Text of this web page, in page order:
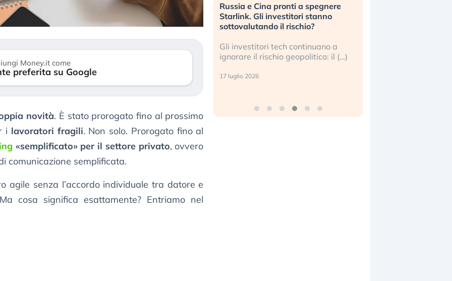
Money.it come
preferita su Google
novità. È stato prorogato fino al prossimo
i lavoratori fragili. Non solo. Prorogato fino al
«semplificato» per il settore privato, ovvero
comunicazione semplificata.
agile senza l’accordo individuale tra datore e
cosa significa esattamente? Entriamo nel
Investitori
lo scoppio
Quando la finanza pesa più
dell’economia reale. L’America sta
ripetendo gli errori del 2008?
sempre più sganciata dall’economia
reale. (…)
24 luglio 2026
Russia e Cina pronti a spegnere
Starlink. Gli investitori stanno
sottovalutando il rischio?
Gli investitori tech continuano a
ignorare il rischio geopolitico: il (…)
17 luglio 2026